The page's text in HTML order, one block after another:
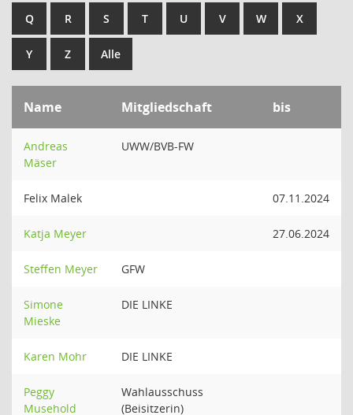
Q R S T U V W X
Y Z Alle
Name Mitgliedschaft bis
Andreas
Mäser
UWW/BVB-FW
Felix Malek 07.11.2024
Katja Meyer 27.06.2024
Steffen Meyer GFW
Simone
Mieske
DIE LINKE
Karen Mohr DIE LINKE
Peggy
Musehold
Wahlausschuss
(Beisitzerin)